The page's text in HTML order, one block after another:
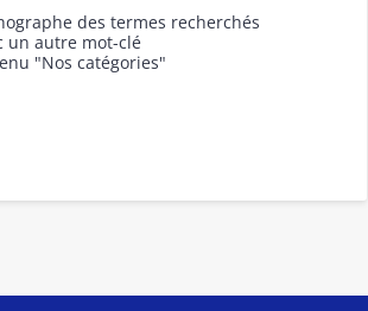
des termes recherchés
un autre mot-clé
"Nos catégories"